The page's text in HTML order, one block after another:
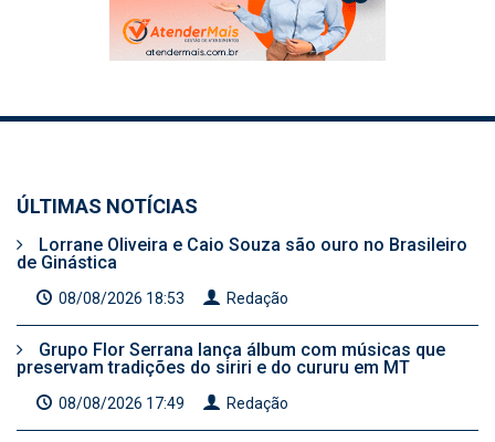
ÚLTIMAS NOTÍCIAS
Lorrane Oliveira e Caio Souza são ouro no Brasileiro
de Ginástica
08/08/2026 18:53 Redação
Grupo Flor Serrana lança álbum com músicas que
preservam tradições do siriri e do cururu em MT
08/08/2026 17:49 Redação